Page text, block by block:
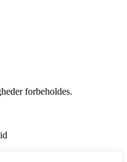
forbeholdes.